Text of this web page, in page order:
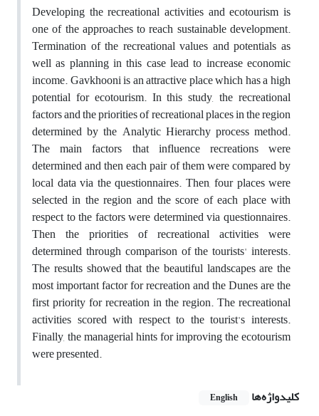
Developing the recreational activities and ecotourism is
one of the approaches to reach sustainable development.
Termination of the recreational values and potentials as
well as planning in this case lead to increase economic
income. Gavkhooni is an attractive place which has a high
potential for ecotourism. In this study, the recreational
factors and the priorities of recreational places in the region
determined by the Analytic Hierarchy process method.
The main factors that influence recreations were
determined and then each pair of them were compared by
local data via the questionnaires. Then, four places were
selected in the region and the score of each place with
respect to the factors were determined via questionnaires.
Then the priorities of recreational activities were
determined through comparison of the tourists' interests.
The results showed that the beautiful landscapes are the
most important factor for recreation and the Dunes are the
first priority for recreation in the region. The recreational
activities scored with respect to the tourist's interests.
Finally, the managerial hints for improving the ecotourism
were presented.
کلیدواژه‌ها
English